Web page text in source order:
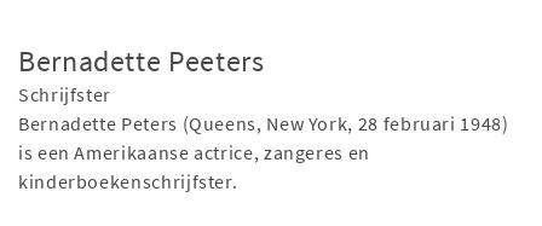
Bernadette Peeters
Schrijfster
Bernadette Peters (Queens, New York, 28 februari 1948)
is een Amerikaanse actrice, zangeres en
kinderboekenschrijfster.